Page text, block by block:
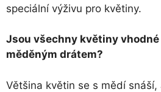
speciální výživu pro květiny.
Jsou všechny květiny
měděným drátem?
Většina květin se s mědí